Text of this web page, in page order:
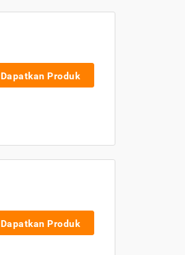
Dapatkan Produk
Dapatkan Produk